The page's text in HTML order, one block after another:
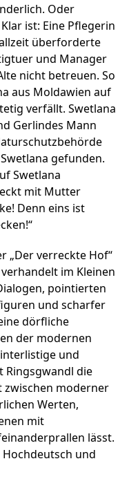
Oder
ist: Eine Pflegerin
überforderte
und Manager
nicht betreuen. So
aus Moldawien auf
verfällt. Swetlana
Gerlindes Mann
gefunden.
Swetlana
mit Mutter
Denn eins ist
„Der verreckte Hof“
im Kleinen
pointierten
und scharfer
dörfliche
der modernen
und
Ringsgwandl die
zwischen moderner
Werten,
mit
lässt.
und